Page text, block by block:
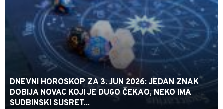
DNEVNI HOROSKOP ZA 3. JUN 2026: JEDAN ZNAK
DOBIJA NOVAC KOJI JE DUGO ČEKAO, NEKO IMA
SUDBINSKI SUSRET...